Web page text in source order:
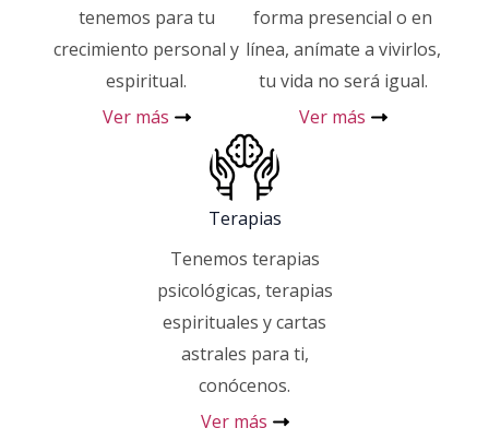
tenemos para tu
crecimiento personal y
espiritual.
Ver más
forma presencial o en
línea, anímate a vivirlos,
tu vida no será igual.
Ver más
Terapias
Tenemos terapias
psicológicas, terapias
espirituales y cartas
astrales para ti,
conócenos.
Ver más